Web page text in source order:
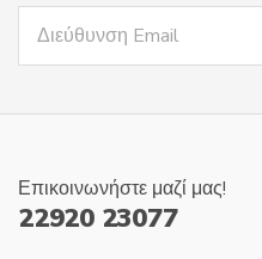
Επικοινωνήστε μαζί μας!
22920 23077